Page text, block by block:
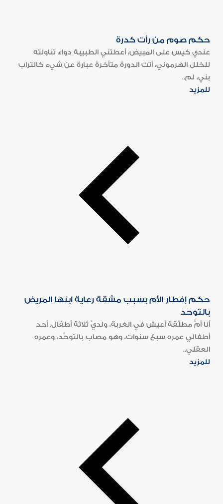
حكم صوم من رأت كدرة
عندي كيس على المبيض، أعطتني الطبيبة دواء تناولته
للخلل الهرموني، أتت الدورة متأخرة عبارة عن شيء كالتراب
بني، لم..
للمزيد
حكم إفطار الأم بسبب مشقة رعاية ابنها المريض
بالتوحد
أنا أمٌّ مطلَّقة أعيش في الغربة، ولديَّ ثلاثة أطفال. أحد
أطفالي عمره سبع سنوات، وهو مصاب بالتوحُّد، وعمره
العقلي..
للمزيد